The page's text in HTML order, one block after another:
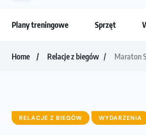
Plany treningowe Sprzęt
Home Relacje z biegów Maraton
RELACJE Z BIEGÓW WYDARZENIA